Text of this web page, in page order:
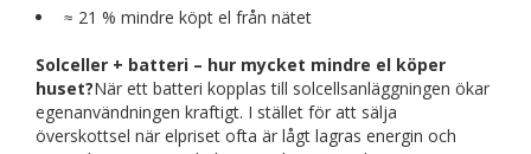
≈ 21 % mindre köpt el från nätet
Solceller + batteri – hur mycket mindre el köper
huset?När ett batteri kopplas till solcellsanläggningen ökar
egenanvändningen kraftigt. I stället för att sälja
överskottsel när elpriset ofta är lågt lagras energin och